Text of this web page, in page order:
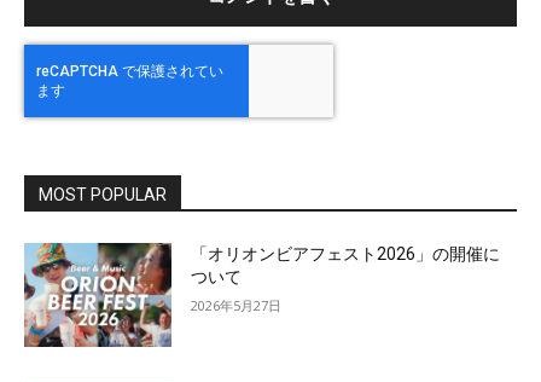
MOST POPULAR
「オリオンビアフェスト2026」の開催に
ついて
2026年5月27日